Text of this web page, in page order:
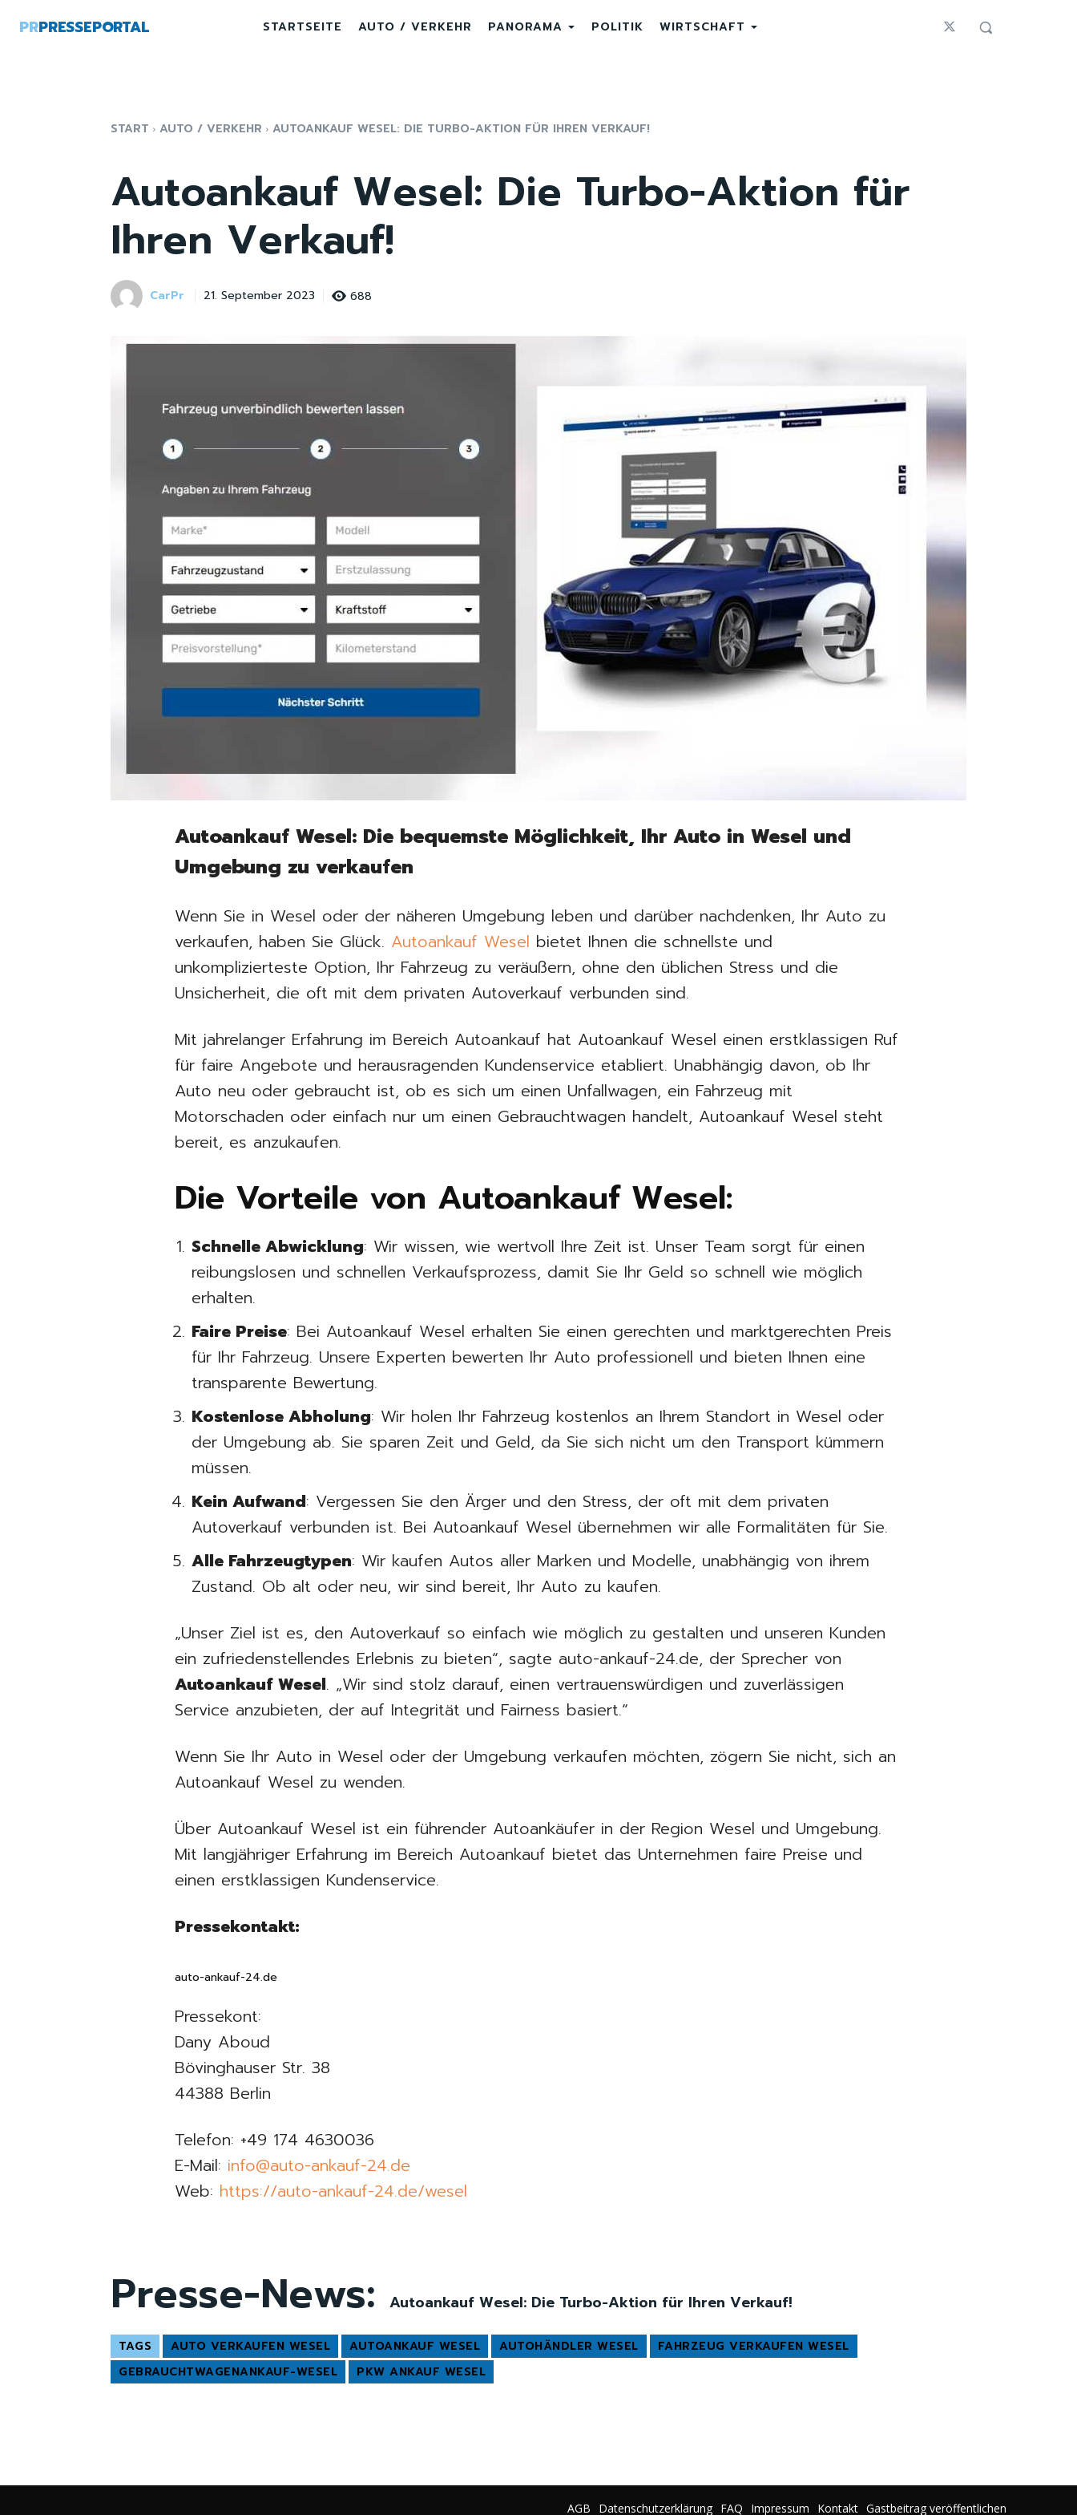
PRPRESSEPORTAL STARTSEITE AUTO / VERKEHR PANORAMA POLITIK WIRTSCHAFT
START AUTO / VERKEHR AUTOANKAUF WESEL: DIE TURBO-AKTION FÜR IHREN VERKAUF!
Autoankauf Wesel: Die Turbo-Aktion für
Ihren Verkauf!
CarPr 21. September 2023 688
Autoankauf Wesel: Die bequemste Möglichkeit, Ihr Auto in Wesel und
Umgebung zu verkaufen
Wenn Sie in Wesel oder der näheren Umgebung leben und darüber nachdenken, Ihr Auto zu
verkaufen, haben Sie Glück. Autoankauf Wesel bietet Ihnen die schnellste und
unkomplizierteste Option, Ihr Fahrzeug zu veräußern, ohne den üblichen Stress und die
Unsicherheit, die oft mit dem privaten Autoverkauf verbunden sind.
Mit jahrelanger Erfahrung im Bereich Autoankauf hat Autoankauf Wesel einen erstklassigen Ruf
für faire Angebote und herausragenden Kundenservice etabliert. Unabhängig davon, ob Ihr
Auto neu oder gebraucht ist, ob es sich um einen Unfallwagen, ein Fahrzeug mit
Motorschaden oder einfach nur um einen Gebrauchtwagen handelt, Autoankauf Wesel steht
bereit, es anzukaufen.
Die Vorteile von Autoankauf Wesel:
Schnelle Abwicklung: Wir wissen, wie wertvoll Ihre Zeit ist. Unser Team sorgt für einen
reibungslosen und schnellen Verkaufsprozess, damit Sie Ihr Geld so schnell wie möglich
erhalten.
Faire Preise: Bei Autoankauf Wesel erhalten Sie einen gerechten und marktgerechten Preis
für Ihr Fahrzeug. Unsere Experten bewerten Ihr Auto professionell und bieten Ihnen eine
transparente Bewertung.
Kostenlose Abholung: Wir holen Ihr Fahrzeug kostenlos an Ihrem Standort in Wesel oder
der Umgebung ab. Sie sparen Zeit und Geld, da Sie sich nicht um den Transport kümmern
müssen.
Kein Aufwand: Vergessen Sie den Ärger und den Stress, der oft mit dem privaten
Autoverkauf verbunden ist. Bei Autoankauf Wesel übernehmen wir alle Formalitäten für Sie.
Alle Fahrzeugtypen: Wir kaufen Autos aller Marken und Modelle, unabhängig von ihrem
Zustand. Ob alt oder neu, wir sind bereit, Ihr Auto zu kaufen.
„Unser Ziel ist es, den Autoverkauf so einfach wie möglich zu gestalten und unseren Kunden
ein zufriedenstellendes Erlebnis zu bieten“, sagte auto-ankauf-24.de, der Sprecher von
Autoankauf Wesel. „Wir sind stolz darauf, einen vertrauenswürdigen und zuverlässigen
Service anzubieten, der auf Integrität und Fairness basiert.“
Wenn Sie Ihr Auto in Wesel oder der Umgebung verkaufen möchten, zögern Sie nicht, sich an
Autoankauf Wesel zu wenden.
Über Autoankauf Wesel ist ein führender Autoankäufer in der Region Wesel und Umgebung.
Mit langjähriger Erfahrung im Bereich Autoankauf bietet das Unternehmen faire Preise und
einen erstklassigen Kundenservice.
Pressekontakt:
auto-ankauf-24.de
Pressekont:
Dany Aboud
Bövinghauser Str. 38
44388 Berlin
Telefon: +49 174 4630036
E-Mail: info@auto-ankauf-24.de
Web: https://auto-ankauf-24.de/wesel
Presse-News: Autoankauf Wesel: Die Turbo-Aktion für Ihren Verkauf!
TAGS AUTO VERKAUFEN WESEL AUTOANKAUF WESEL AUTOHÄNDLER WESEL
FAHRZEUG VERKAUFEN WESEL
GEBRAUCHTWAGENANKAUF-WESEL
PKW ANKAUF WESEL
AGB Datenschutzerklärung FAQ Impressum Kontakt Gastbeitrag veröffentlichen